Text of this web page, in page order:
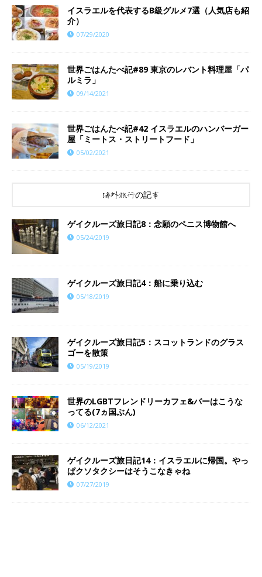
イスラエルを代表するB級グルメ7選（人気店も紹
介）
07/29/2020
世界ごはんたべ記#89 東京のレバント料理屋「パ
ルミラ」
09/14/2021
世界ごはんたべ記#42 イスラエルのハンバーガー
屋「ミートス・ストリートフード」
05/02/2021
海外旅行の記事
ゲイクルーズ旅日記8：念願のペニス博物館へ
05/24/2019
ゲイクルーズ旅日記4：船に乗り込む
05/18/2019
ゲイクルーズ旅日記5：スコットランドのグラス
ゴーを散策
05/19/2019
世界のLGBTフレンドリーカフェ&バーはこうな
ってる(7ヵ国ぶん)
06/12/2021
ゲイクルーズ旅日記14：イスラエルに帰国。やっ
ぱクソタクシーはそうこなきゃね
07/27/2019